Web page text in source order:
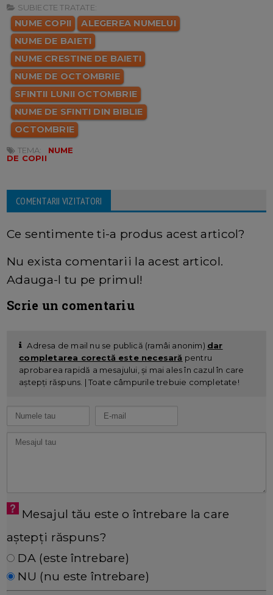
SUBIECTE TRATATE:
NUME COPII
ALEGEREA NUMELUI
NUME DE BAIETI
NUME CRESTINE DE BAIETI
NUME DE OCTOMBRIE
SFINTII LUNII OCTOMBRIE
NUME DE SFINTI DIN BIBLIE
OCTOMBRIE
TEMA:
NUME
DE COPII
COMENTARII VIZITATORI
Ce sentimente ti-a produs acest articol?
Nu exista comentarii la acest articol.
Adauga-l tu pe primul!
Scrie un comentariu
Adresa de mail nu se publică (ramâi anonim) dar
completarea corectă este necesară pentru
aprobarea rapidă a mesajului, și mai ales în cazul în care
aștepți răspuns. | Toate câmpurile trebuie completate!
Mesajul tău este o întrebare la care
aștepți răspuns?
DA (este întrebare)
NU (nu este întrebare)